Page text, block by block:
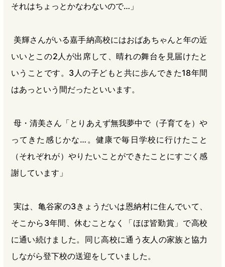
それはちょっとかなわないので…」
美輝さんがいる嘉手納高校にはおばあちゃんと年の近
いいとこの2人が出席して、晴れの舞台を見届けたと
いうことです。3人の子どもと共に歩んできた18年間
はあっという間だったといいます。
母・清美さん「とりあえず無我夢中で（子育てを）や
ってきた感じかな…。健康で毎日学校に行けたこと
（それぞれが）やりたいことができたことにすごく感
謝しています」
実は、亀谷家の3きょうだいは恩納村に住んでいて、
そこから3年間、休むことなく「ほぼ皆勤賞」で高校
に通い続けました。同じ高校に通う友人の家族と協力
しながら登下校の送迎をしていました。